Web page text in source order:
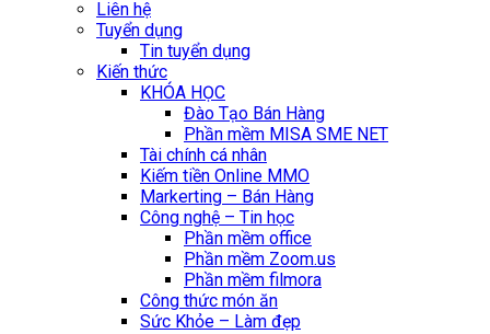
Liên hệ
Tuyển dụng
Tin tuyển dụng
Kiến thức
KHÓA HỌC
Đào Tạo Bán Hàng
Phần mềm MISA SME NET
Tài chính cá nhân
Kiếm tiền Online MMO
Markerting – Bán Hàng
Công nghệ – Tin học
Phần mềm office
Phần mềm Zoom.us
Phần mềm filmora
Công thức món ăn
Sức Khỏe – Làm đẹp